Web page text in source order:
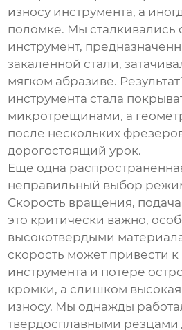
износу инструмента, а
поломке. Мы сталкивались
инструмент,
закаленной стали,
мягком абразиве.
инструмента стала
микротрещинами, а
после нескольких
дорогостоящий урок.
Еще одна
неправильный выбор
Скорость вращения,
это критически важно,
высокотвердыми
скорость может привести
инструмента и потере
кромки, а слишком высокая
износу. Мы однажды
твердосплавными резцами